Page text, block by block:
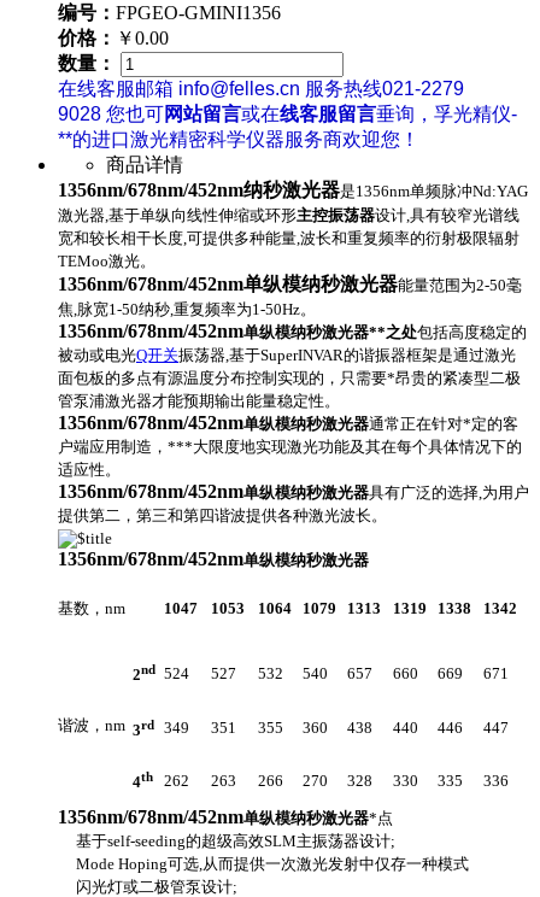
编号： FPGEO-GMINI1356
价格： ￥0.00
数量：
在线客服邮箱 info@felles.cn 服务热线021-2279
9028 您也可网站留言或在线客服留言垂询，孚光精仪-
**的进口激光精密科学仪器服务商欢迎您！
商品详情
1356nm/678nm/452nm纳秒激光器是1356nm单频脉冲Nd:YAG
激光器,基于单纵向线性伸缩或环形主控振荡器设计,具有较窄光谱线
宽和较长相干长度,可提供多种能量,波长和重复频率的衍射极限辐射
TEMoo激光。
1356nm/678nm/452nm单纵模纳秒激光器能量范围为2-50毫
焦,脉宽1-50纳秒,重复频率为1-50Hz。
1356nm/678nm/452nm单纵模纳秒激光器**之处包括高度稳定的
被动或电光Q开关振荡器,基于SuperINVAR的谐振器框架是通过激光
面包板的多点有源温度分布控制实现的，只需要*昂贵的紧凑型二极
管泵浦激光器才能预期输出能量稳定性。
1356nm/678nm/452nm单纵模纳秒激光器通常正在针对*定的客
户端应用制造，***大限度地实现激光功能及其在每个具体情况下的
适应性。
1356nm/678nm/452nm单纵模纳秒激光器具有广泛的选择,为用户
提供第二，第三和第四谐波提供各种激光波长。
1356nm/678nm/452nm单纵模纳秒激光器
基数，nm 1047 1053 1064 1079 1313 1319 1338 1342
谐波，nm
2nd 524 527 532 540 657 660 669 671
3rd 349 351 355 360 438 440 446 447
4th 262 263 266 270 328 330 335 336
1356nm/678nm/452nm单纵模纳秒激光器*点
基于self-seeding的超级高效SLM主振荡器设计;
Mode Hoping可选,从而提供一次激光发射中仅存一种模式
闪光灯或二极管泵设计;